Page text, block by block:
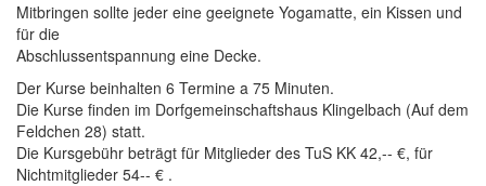
Mitbringen sollte jeder eine geeignete Yogamatte, ein Kissen und
für die
Abschlussentspannung eine Decke.
Der Kurse beinhalten 6 Termine a 75 Minuten.
Die Kurse finden im Dorfgemeinschaftshaus Klingelbach (Auf dem
Feldchen 28) statt.
Die Kursgebühr beträgt für Mitglieder des TuS KK 42,-- €, für
Nichtmitglieder 54-- € .